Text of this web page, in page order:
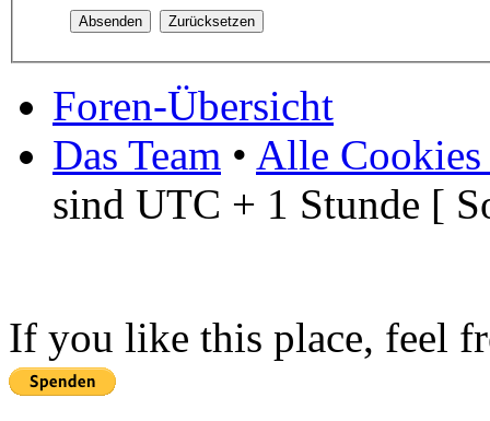
Foren-Übersicht
Das Team • Alle Cookies
sind UTC + 1 Stunde [
If you like this place, feel